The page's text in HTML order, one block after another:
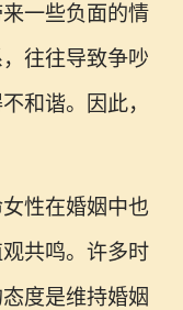
一些负面的情
往往导致争吵
和谐。因此，
性在婚姻中也
共鸣。许多时
度是维持婚姻